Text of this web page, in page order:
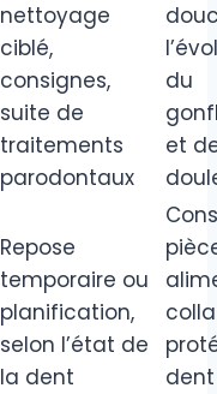
nettoyage
ciblé,
consignes,
suite de
traitements
parodontaux
du
et
Repose
temporaire ou
planification,
selon l’état de
la dent